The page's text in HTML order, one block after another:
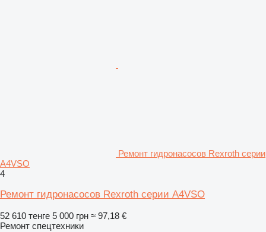
Ремонт гидронасосов Rexroth серии
A4VSO
4
Ремонт гидронасосов Rexroth серии A4VSO
52 610 тенге 5 000 грн ≈ 97,18 €
Ремонт спецтехники